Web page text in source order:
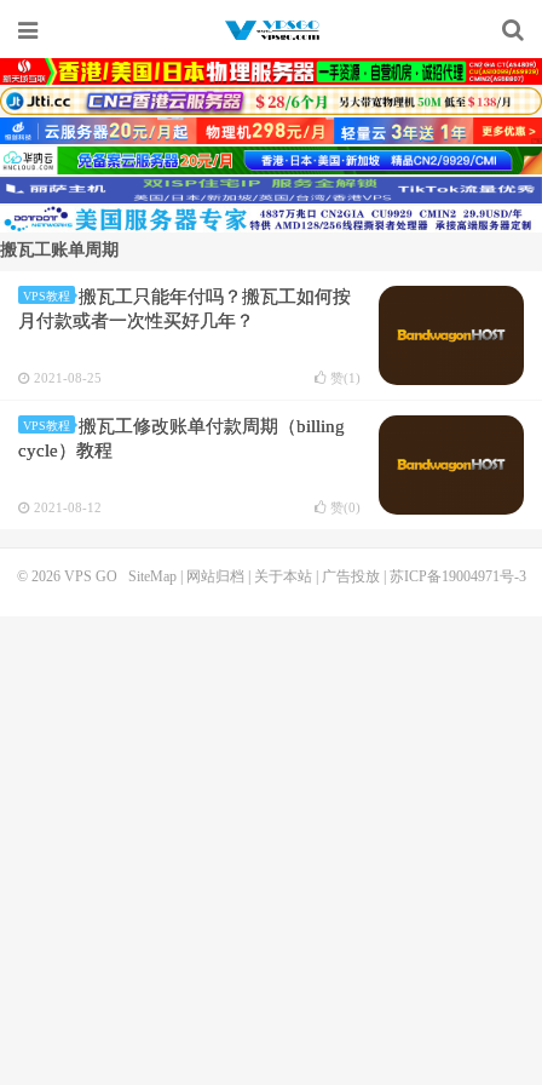
搬瓦工账单周期
VPS教程
搬瓦工只能年付吗？搬瓦工如何按
月付款或者一次性买好几年？
2021-08-25 赞(1 )
VPS教程
搬瓦工修改账单付款周期（billing
cycle）教程
2021-08-12 赞(0)
© 2026 VPS GO SiteMap| 网站归档 关于本站| 广告投放| 苏ICP备19004971号-3